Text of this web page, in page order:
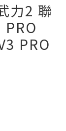
$300
折200 / 3000折
力2 聯
PRO